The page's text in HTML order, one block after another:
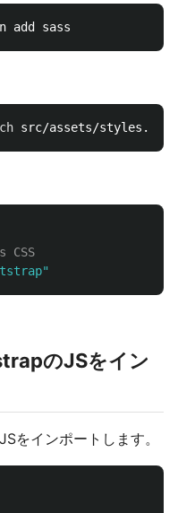
のJSをイン
をインポートします。